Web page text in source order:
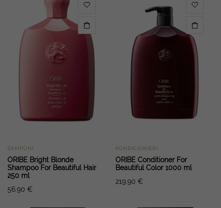
ŠAMPŪNI
ORIBE Bright Blonde
Shampoo For Beautiful Hair
250 ml
56.90 €
KONDICIONIERI
ORIBE Conditioner For
Beautiful Color 1000 ml
219.90 €